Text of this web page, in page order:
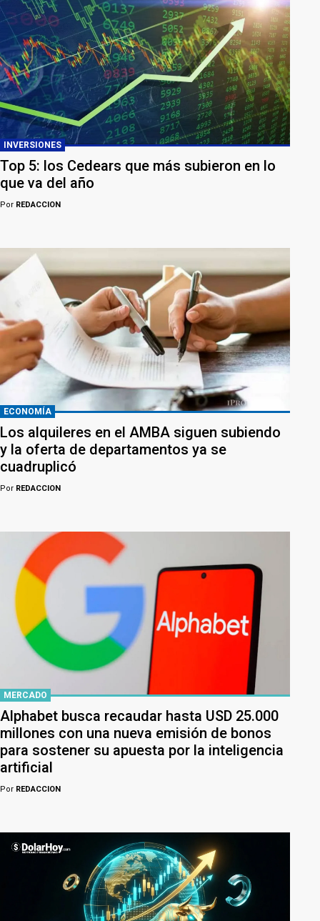
INVERSIONES
Top 5: los Cedears que más subieron en lo
que va del año
Por REDACCION
ECONOMÍA
Los alquileres en el AMBA siguen subiendo
y la oferta de departamentos ya se
cuadruplicó
Por REDACCION
MERCADO
Alphabet busca recaudar hasta USD 25.000
millones con una nueva emisión de bonos
para sostener su apuesta por la inteligencia
artificial
Por REDACCION